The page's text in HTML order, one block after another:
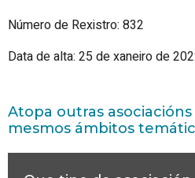
Número de Rexistro: 832
Data de alta: 25 de xaneiro de
Atopa outras
mesmos ámbitos